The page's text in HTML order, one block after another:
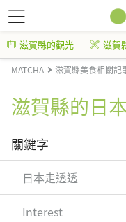
滋賀縣的觀光 滋賀
MATCHA 滋賀縣美食相關記
滋賀縣的日
關鍵字
日本走透透
Interest